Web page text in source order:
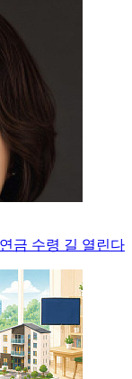
금 수령 길 열린다